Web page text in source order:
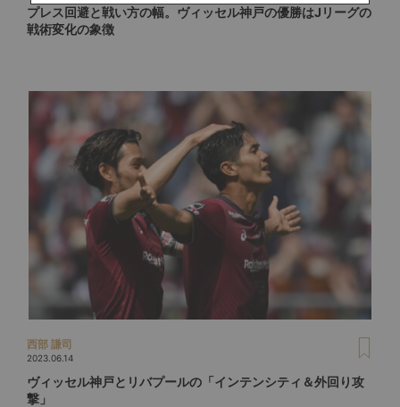
プレス回避と戦い方の幅。ヴィッセル神戸の優勝はJリーグの
戦術変化の象徴
西部 謙司
2023.06.14
ヴィッセル神戸とリバプールの「インテンシティ＆外回り攻
撃」